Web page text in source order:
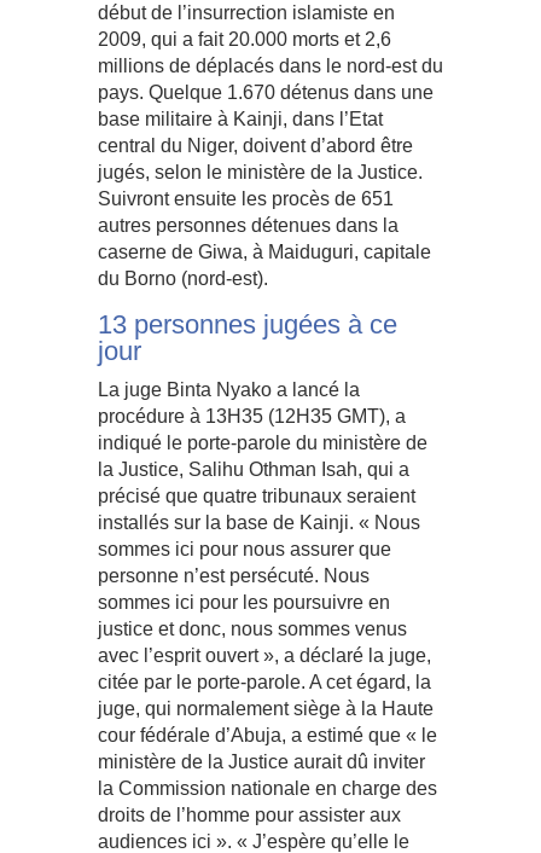
début de l’insurrection islamiste en
2009, qui a fait 20.000 morts et 2,6
millions de déplacés dans le nord-est du
pays. Quelque 1.670 détenus dans une
base militaire à Kainji, dans l’Etat
central du Niger, doivent d’abord être
jugés, selon le ministère de la Justice.
Suivront ensuite les procès de 651
autres personnes détenues dans la
caserne de Giwa, à Maiduguri, capitale
du Borno (nord-est).
13 personnes jugées à ce
jour
La juge Binta Nyako a lancé la
procédure à 13H35 (12H35 GMT), a
indiqué le porte-parole du ministère de
la Justice, Salihu Othman Isah, qui a
précisé que quatre tribunaux seraient
installés sur la base de Kainji. « Nous
sommes ici pour nous assurer que
personne n’est persécuté. Nous
sommes ici pour les poursuivre en
justice et donc, nous sommes venus
avec l’esprit ouvert », a déclaré la juge,
citée par le porte-parole. A cet égard, la
juge, qui normalement siège à la Haute
cour fédérale d’Abuja, a estimé que « le
ministère de la Justice aurait dû inviter
la Commission nationale en charge des
droits de l’homme pour assister aux
audiences ici ». « J’espère qu’elle le